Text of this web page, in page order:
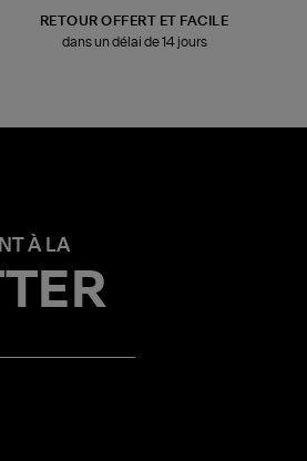
RETOUR OFFERT ET FACILE
dans un délai de 14 jours
À LA